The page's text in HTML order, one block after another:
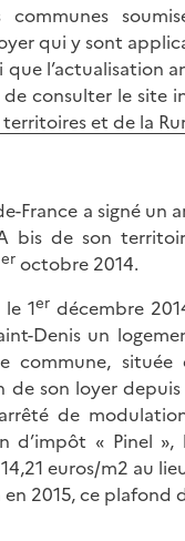
qui y sont
que l’actualisation
consulter le site
et de la
France a signé un
bis de son
eroctobre 2014.
1erdécembre
Denis un
commune,
de son loyer depuis
de
d’impôt « Pinel
euros/m2 au
2015, ce plafond